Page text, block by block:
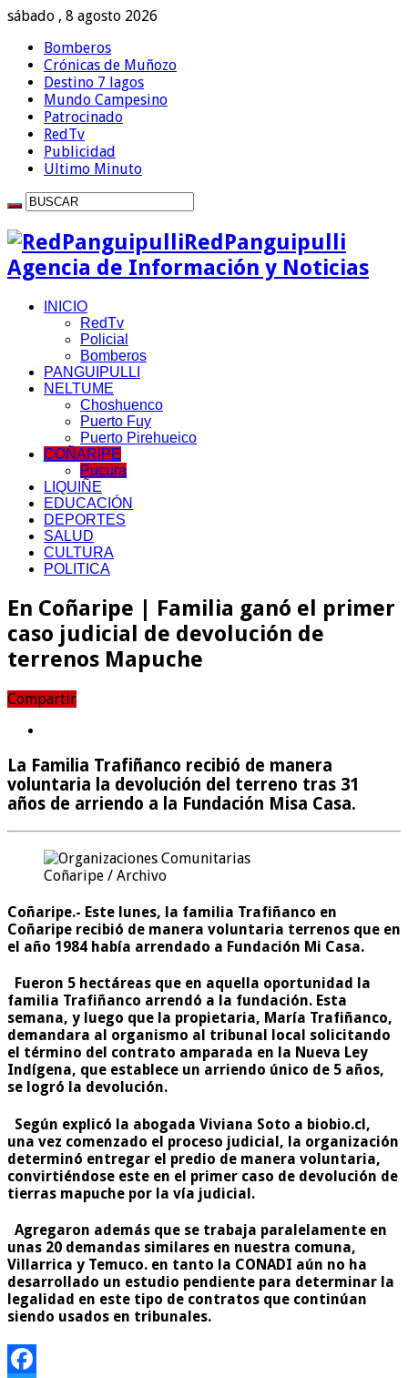
sábado , 8 agosto 2026
Bomberos
Crónicas de Muñozo
Destino 7 lagos
Mundo Campesino
Patrocinado
RedTv
Publicidad
Ultimo Minuto
RedPanguipulli
Agencia de Información y Noticias
INICIO
RedTv
Policial
Bomberos
PANGUIPULLI
NELTUME
Choshuenco
Puerto Fuy
Puerto Pirehueico
COÑARIPE
Pucura
LIQUIÑE
EDUCACIÓN
DEPORTES
SALUD
CULTURA
POLITICA
En Coñaripe | Familia ganó el primer
caso judicial de devolución de
terrenos Mapuche
Compartir
La Familia Trafiñanco recibió de manera
voluntaria la devolución del terreno tras 31
años de arriendo a la Fundación Misa Casa.
Coñaripe / Archivo
Coñaripe.- Este lunes, la familia Trafiñanco en
Coñaripe recibió de manera voluntaria terrenos que en
el año 1984 había arrendado a Fundación Mi Casa.
Fueron 5 hectáreas que en aquella oportunidad la
familia Trafiñanco arrendó a la fundación. Esta
semana, y luego que la propietaria, María Trafiñanco,
demandara al organismo al tribunal local solicitando
el término del contrato amparada en la Nueva Ley
Indígena, que establece un arriendo único de 5 años,
se logró la devolución.
Según explicó la abogada Viviana Soto a biobio.cl,
una vez comenzado el proceso judicial, la organización
determinó entregar el predio de manera voluntaria,
convirtiéndose este en el primer caso de devolución de
tierras mapuche por la vía judicial.
Agregaron además que se trabaja paralelamente en
unas 20 demandas similares en nuestra comuna,
Villarrica y Temuco. en tanto la CONADI aún no ha
desarrollado un estudio pendiente para determinar la
legalidad en este tipo de contratos que continúan
siendo usados en tribunales.